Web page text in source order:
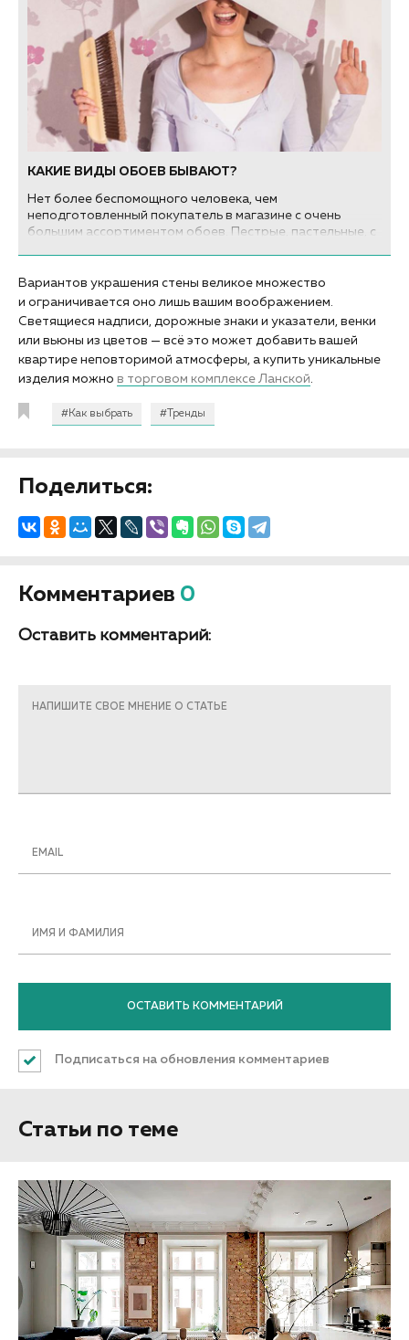
КАКИЕ ВИДЫ ОБОЕВ БЫВАЮТ?
Нет более беспомощного человека, чем
неподготовленный покупатель в магазине с очень
большим ассортиментом обоев. Пестрые, пастельные, с
какие бывают обои для стен и как их использовать.
Вариантов украшения стены великое множество
и ограничивается оно лишь вашим воображением.
Светящиеся надписи, дорожные знаки и указатели, венки
или вьюны из цветов — всё это может добавить вашей
квартире неповторимой атмосферы, а купить уникальные
изделия можно в торговом комплексе Ланской
#Как выбрать #Тренды
Поделиться:
Комментариев 0
Оставить комментарий:
НАПИШИТЕ СВОЕ МНЕНИЕ О СТАТЬЕ
EMAIL
ИМЯ И ФАМИЛИЯ
Подписаться на обновления комментариев
Статьи по теме